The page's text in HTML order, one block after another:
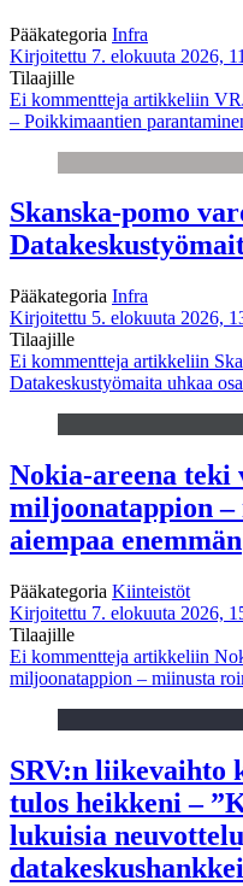
Pääkategoria Infra
Kirjoitettu 7. elokuuta 2026,
Tilaajille
Ei kommentteja artikkeliin
– Poikkimaantien
Skanska-pomo
Pääkategoria Infra
Kirjoitettu 5. elokuuta 2026,
Tilaajille
Ei kommentteja artikkeliin
Datakeskustyömaita uhkaa
Nokia-areena teki
miljoonatappion
aiempaa enemmän
Pääkategoria Kiinteistöt
Kirjoitettu 7. elokuuta 2026,
Tilaajille
Ei kommentteja artikkeliin
miljoonatappion – miinusta
SRV:n liikevaihto
tulos heikkeni –
lukuisia